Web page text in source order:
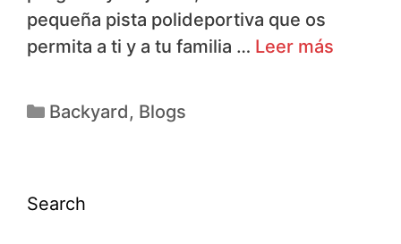
pequeña pista polideportiva que os
permita a ti y a tu familia … Leer más
Backyard, Blogs
Search